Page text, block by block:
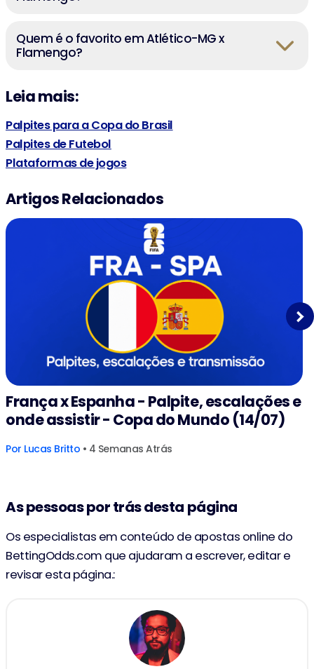
Quem é o favorito em Atlético-MG x
Flamengo?
Leia mais:
Palpites para a Copa do Brasil
Palpites de Futebol
Plataformas de jogos
Artigos Relacionados
França x Espanha - Palpite, escalações e
onde assistir - Copa do Mundo (14/07)
Por Lucas Britto • 4 Semanas Atrás
Next
As pessoas por trás desta página
Os especialistas em conteúdo de apostas online do
BettingOdds.com que ajudaram a escrever, editar e
revisar esta página.: